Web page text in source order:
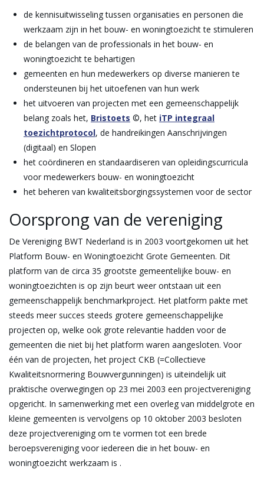
de kennisuitwisseling tussen organisaties en personen die
werkzaam zijn in het bouw- en woningtoezicht te stimuleren
de belangen van de professionals in het bouw- en
woningtoezicht te behartigen
gemeenten en hun medewerkers op diverse manieren te
ondersteunen bij het uitoefenen van hun werk
het uitvoeren van projecten met een gemeenschappelijk
belang zoals het, Bristoets ©, het iTP integraal
toezichtprotocol, de handreikingen Aanschrijvingen
(digitaal) en Slopen
het coördineren en standaardiseren van opleidingscurricula
voor medewerkers bouw- en woningtoezicht
het beheren van kwaliteitsborgingssystemen voor de sector
Oorsprong van de vereniging
De Vereniging BWT Nederland is in 2003 voortgekomen uit het
Platform Bouw- en Woningtoezicht Grote Gemeenten. Dit
platform van de circa 35 grootste gemeentelijke bouw- en
woningtoezichten is op zijn beurt weer ontstaan uit een
gemeenschappelijk benchmarkproject. Het platform pakte met
steeds meer succes steeds grotere gemeenschappelijke
projecten op, welke ook grote relevantie hadden voor de
gemeenten die niet bij het platform waren aangesloten. Voor
één van de projecten, het project CKB (=Collectieve
Kwaliteitsnormering Bouwvergunningen) is uiteindelijk uit
praktische overwegingen op 23 mei 2003 een projectvereniging
opgericht. In samenwerking met een overleg van middelgrote en
kleine gemeenten is vervolgens op 10 oktober 2003 besloten
deze projectvereniging om te vormen tot een brede
beroepsvereniging voor iedereen die in het bouw- en
woningtoezicht werkzaam is .